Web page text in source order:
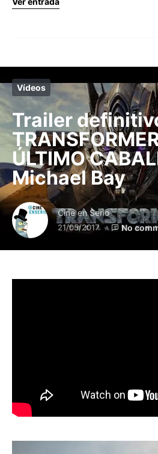
Vídeos
Trailer
ÚLTIMO
Michael Bay
Cine en Serio
21/05/2017 No